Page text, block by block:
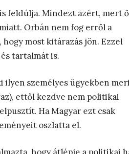
feldúlja. Mindezt azért, mert ő
Orbán nem fog erről a
most kitárazás jön. Ezzel
tartalmát is.
ilyen személyes ügyekben meri
ettől kezdve nem politikai
Ha Magyar ezt csak
oszlatta el.